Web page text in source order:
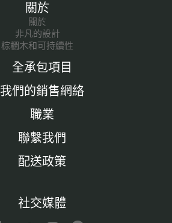
關於
關於
非凡的設計
棕櫚木和可持續性
全承包項目
我們的銷售網絡
職業
聯繫我們
配送政策
社交媒體